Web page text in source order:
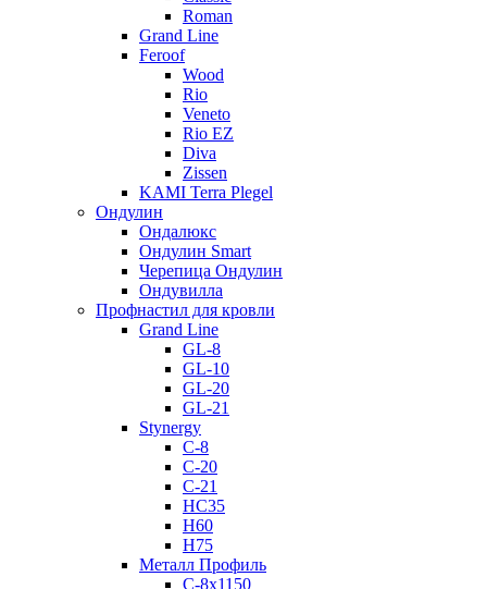
Roman
Grand Line
Feroof
Wood
Rio
Veneto
Rio EZ
Diva
Zissen
KAMI Terra Plegel
Ондулин
Ондалюкс
Ондулин Smart
Черепица Ондулин
Ондувилла
Профнастил для кровли
Grand Line
GL-8
GL-10
GL-20
GL-21
Stynergy
C-8
C-20
C-21
НС35
Н60
H75
Металл Профиль
С-8х1150